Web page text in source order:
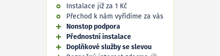
Instalace již za 1 Kč
Přechod k nám vyřídíme za vás
Nonstop podpora
Přednostní instalace
Doplňkové služby se slevou